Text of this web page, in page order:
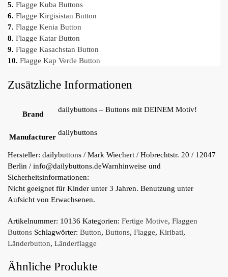
5. Flagge Kuba Buttons
6. Flagge Kirgisistan Button
7. Flagge Kenia Button
8. Flagge Katar Button
9. Flagge Kasachstan Button
10. Flagge Kap Verde Button
Zusätzliche Informationen
Brand
dailybuttons – Buttons mit DEINEM Motiv!
Manufacturer
dailybuttons
Hersteller: dailybuttons / Mark Wiechert / Hobrechtstr. 20 / 12047
Berlin / info@dailybuttons.deWarnhinweise und
Sicherheitsinformationen:
Nicht geeignet für Kinder unter 3 Jahren. Benutzung unter
Aufsicht von Erwachsenen.
Artikelnummer: 10136 Kategorien: Fertige Motive, Flaggen
Buttons Schlagwörter: Button, Buttons, Flagge, Kiribati,
Länderbutton, Länderflagge
Ähnliche Produkte